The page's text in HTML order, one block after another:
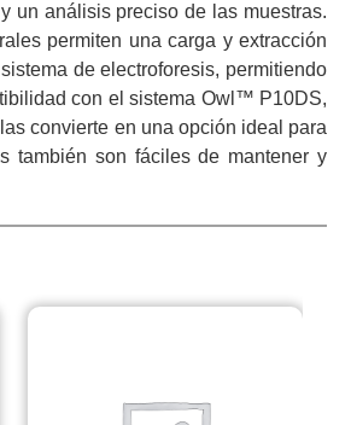
un análisis preciso de las muestras.
permiten una carga y extracción
de electroforesis, permitiendo
con el sistema Owl™ P10DS,
convierte en una opción ideal para
también son fáciles de mantener y